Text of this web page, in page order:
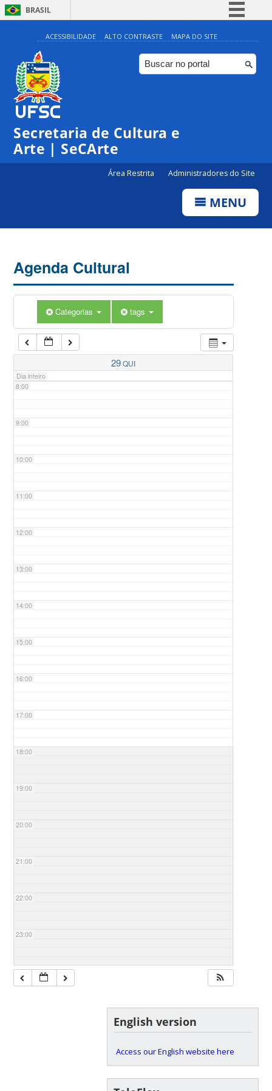
BRASIL
Simplifique!
Comunica BR
Participe
ACESSIBILIDADE ALTO CONTRASTE MAPA DO SITE
Secretaria de Cultura e
Arte | SeCArte
Área Restrita Administradores do Site
MENU
Agenda Cultural
Categorias tags
29QUI
Dia inteiro
0:00
1:00
5:00
7:00
8:00
9:00
10:00
11:00
12:00
13:00
14:00
15:00
16:00
17:00
18:00
19:00
20:00
21:00
22:00
23:00
English version
Access our English website here